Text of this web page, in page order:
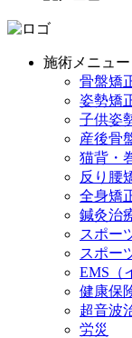
施術メニュー
骨盤矯
姿勢矯
子供姿
産後骨
猫背・
反り腰
全身矯
鍼灸治
スポー
スポー
EMS（
健康保
超音波
労災